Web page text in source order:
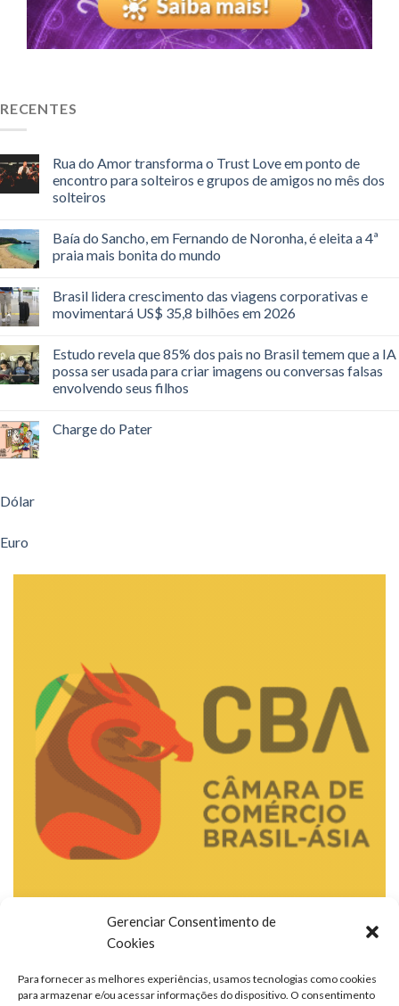
Gerenciar Consentimento de
Cookies
Para fornecer as melhores experiências, usamos tecnologias como cookies
para armazenar e/ou acessar informações do dispositivo. O consentimento
RECENTES
Rua do Amor transforma o Trust Love em ponto de
encontro para solteiros e grupos de amigos no mês dos
solteiros
Baía do Sancho, em Fernando de Noronha, é eleita a 4ª
praia mais bonita do mundo
Brasil lidera crescimento das viagens corporativas e
movimentará US$ 35,8 bilhões em 2026
Estudo revela que 85% dos pais no Brasil temem que a IA
possa ser usada para criar imagens ou conversas falsas
envolvendo seus filhos
Charge do Pater
Dólar
Euro